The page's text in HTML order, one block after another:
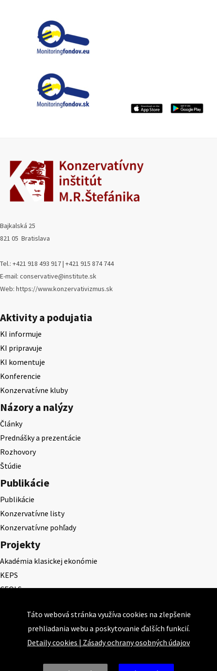
Bajkalská 25
821 05 Bratislava
Tel.: +421 918 493 917 | +421 915 874 744
E-mail: conservative@institute.sk
Web: https://www.konzervativizmus.sk
Aktivity a podujatia
KI informuje
KI pripravuje
KI komentuje
Konferencie
Konzervatívne kluby
Názory a nalýzy
Články
Prednášky a prezentácie
Rozhovory
Štúdie
Publikácie
Publikácie
Konzervatívne listy
Konzervatívne pohľady
Projekty
Akadémia klasickej ekonómie
KEPS
CEQLS
Cena Ernesta Valka
Študentská esej
Deň daňového odbremenenia
Táto webová stránka využíva cookies na zlepšenie
prehliadania webu a poskytovanie ďalších funkcií.
Detaily cookies | Zásady ochrany osobných údajov